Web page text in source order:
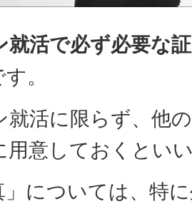
就活で必ず必要な
。
就活に限らず、他
用意しておくとい
」については、特